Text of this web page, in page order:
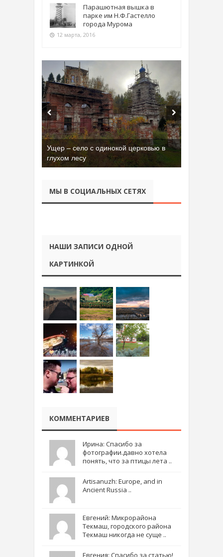
Парашютная вышка в
парке им Н.Ф.Гастелло
города Мурома
12 марта, 2016
Ущер – село с одинокой церковью в
глухом лесу
МЫ В СОЦИАЛЬНЫХ СЕТЯХ
НАШИ ЗАПИСИ ОДНОЙ
КАРТИНКОЙ
КОММЕНТАРИЕВ
Ирина: Спасибо за
фотографии.давно хотела
понять, что за птицы лета ..
Artisanuzh: Europe, and in
Ancient Russia ..
Евгений: Микрорайона
Текмаш, городского района
Текмаш никогда не суще ..
Евгения: Спасибо за статью!